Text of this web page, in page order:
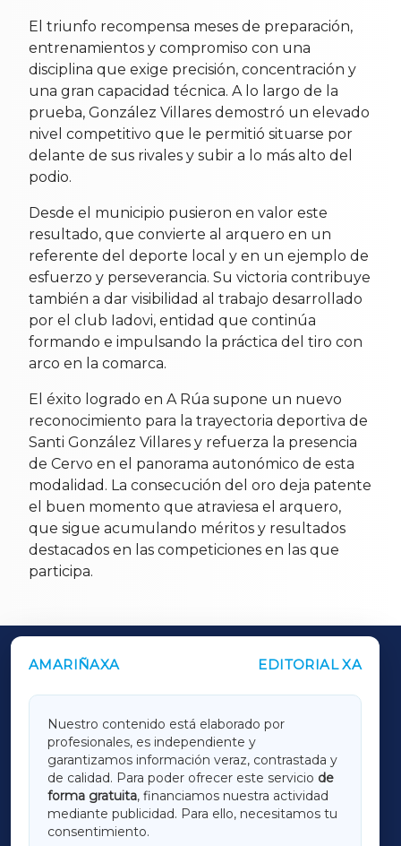
El triunfo recompensa meses de preparación,
entrenamientos y compromiso con una
disciplina que exige precisión, concentración y
una gran capacidad técnica. A lo largo de la
prueba, González Villares demostró un elevado
nivel competitivo que le permitió situarse por
delante de sus rivales y subir a lo más alto del
podio.
Desde el municipio pusieron en valor este
resultado, que convierte al arquero en un
referente del deporte local y en un ejemplo de
esfuerzo y perseverancia. Su victoria contribuye
también a dar visibilidad al trabajo desarrollado
por el club Iadovi, entidad que continúa
formando e impulsando la práctica del tiro con
arco en la comarca.
El éxito logrado en A Rúa supone un nuevo
reconocimiento para la trayectoria deportiva de
Santi González Villares y refuerza la presencia
de Cervo en el panorama autonómico de esta
modalidad. La consecución del oro deja patente
el buen momento que atraviesa el arquero,
que sigue acumulando méritos y resultados
destacados en las competiciones en las que
participa.
AMARIÑAXA EDITORIAL XA
Nuestro contenido está elaborado por
profesionales, es independiente y
garantizamos información veraz, contrastada y
de calidad. Para poder ofrecer este servicio de
forma gratuita, financiamos nuestra actividad
mediante publicidad. Para ello, necesitamos tu
consentimiento.
OUTROS PERIÓDICOS
LUGOXA
TERRACHAXA